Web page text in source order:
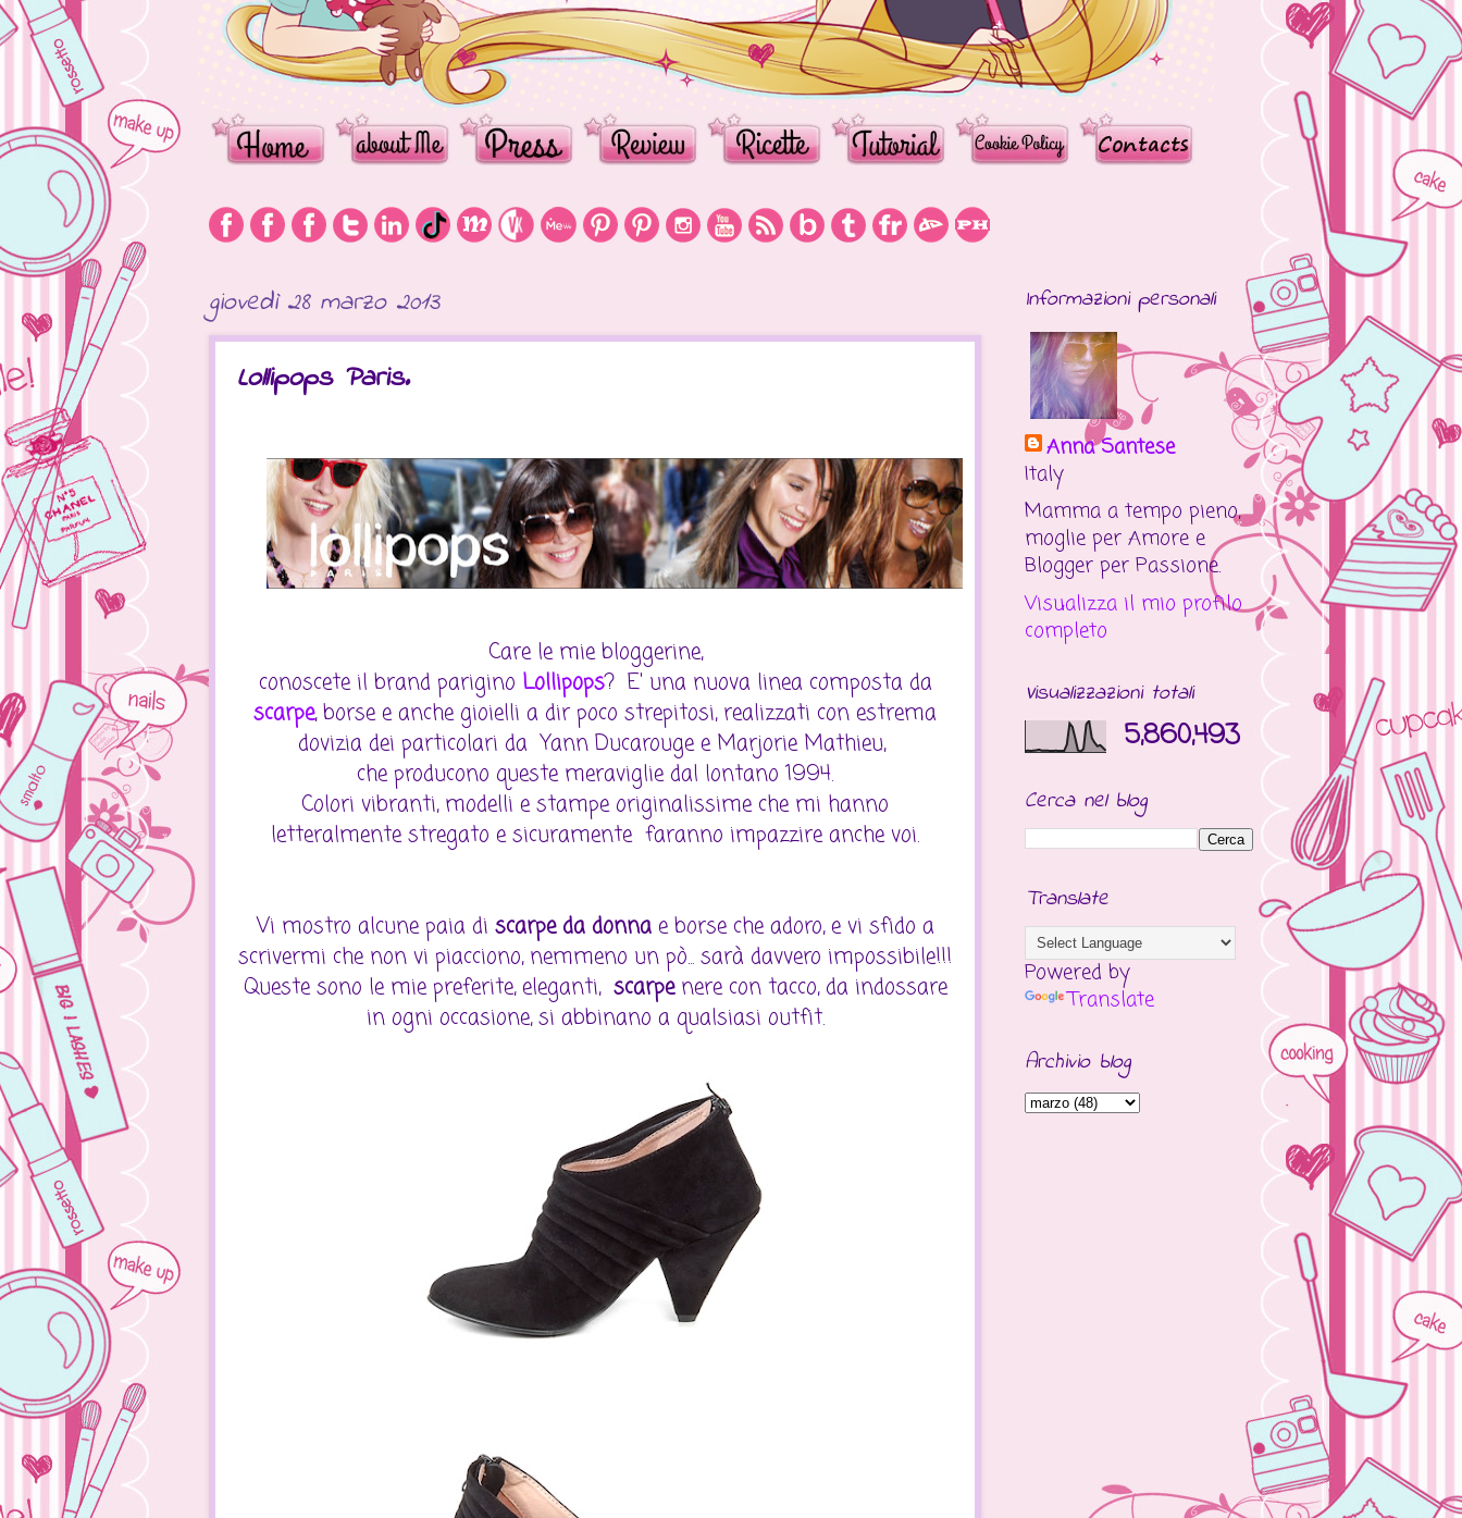
giovedì 28 marzo 2013
Lollipops Paris.
Care le mie bloggerine,
conoscete il brand parigino Lollipops? E' una nuova linea composta da
scarpe, borse e anche gioielli a dir poco strepitosi, realizzati con estrema
dovizia dei particolari da Yann Ducarouge e Marjorie Mathieu,
che producono queste meraviglie dal lontano 1994.
Colori vibranti, modelli e stampe originalissime che mi hanno
letteralmente stregato e sicuramente faranno impazzire anche voi.
Vi mostro alcune paia di scarpe da donnae borse che adoro, e vi sfido a
scrivermi che non vi piacciono, nemmeno un pò... sarà davvero impossibile!!!
Queste sono le mie preferite, eleganti, scarpe nere con tacco, da indossare
in ogni occasione, si abbinano a qualsiasi outfit.
Informazioni personali
Anna Santese
Italy
Mamma a tempo pieno,
moglie per Amore e
Blogger per Passione.
Visualizza il mio profilo
completo
Visualizzazioni totali
5,860,493
Cerca nel blog
Translate
Powered by
Translate
Archivio blog